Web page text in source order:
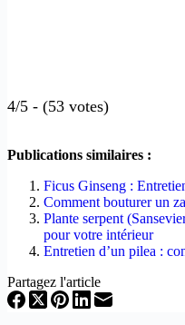
4/5 - (53 votes)
Publications similaires :
Ficus Ginseng :
Comment bouturer un
Plante serpent
pour votre intérieur
Entretien d’un pilea :
Partagez l'article